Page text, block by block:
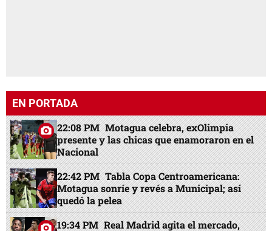
EN PORTADA
22:08 PM Motagua celebra, exOlimpia
presente y las chicas que enamoraron en el
Nacional
22:42 PM Tabla Copa Centroamericana:
Motagua sonríe y revés a Municipal; así
quedó la pelea
19:34 PM Real Madrid agita el mercado,